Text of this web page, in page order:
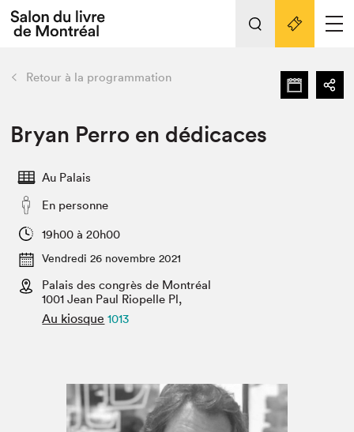
Espace médias
Espace exposant⋅e⋅s
Espace pro
Tout sur l'édition 2022
Actualités
Vidéos et Balados
Club de lecture Braindate
retour Nos activités
Édition 2022
Planifier sa visite
Projets partenaires 2022
Archives
Liens pratiques
Retour à la programmation
Bryan Perro en dédicaces
Au Palais
En personne
19h00 à 20h00
Vendredi 26 novembre 2021
Palais des congrès de Montréal
1001 Jean Paul Riopelle Pl,
Au kiosque 1013